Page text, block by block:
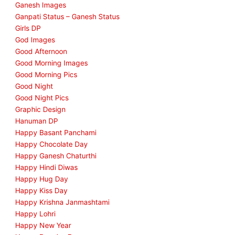
Ganesh Images
Ganpati Status – Ganesh Status
Girls DP
God Images
Good Afternoon
Good Morning Images
Good Morning Pics
Good Night
Good Night Pics
Graphic Design
Hanuman DP
Happy Basant Panchami
Happy Chocolate Day
Happy Ganesh Chaturthi
Happy Hindi Diwas
Happy Hug Day
Happy Kiss Day
Happy Krishna Janmashtami
Happy Lohri
Happy New Year